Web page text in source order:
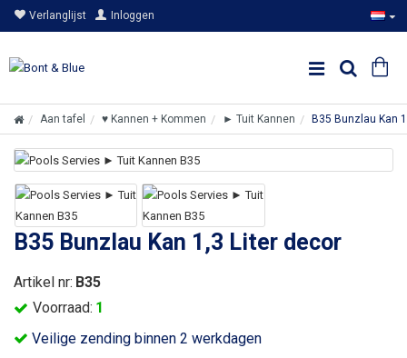
Verlanglijst Inloggen
Aan tafel ♥ Kannen + Kommen ► Tuit Kannen B35 Bunzlau Kan
B35 Bunzlau Kan 1,3 Liter decor
Veilige zending binnen 2 werkdagen
Voorraad: 1
Artikel nr: B35